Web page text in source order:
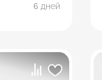
6 дней